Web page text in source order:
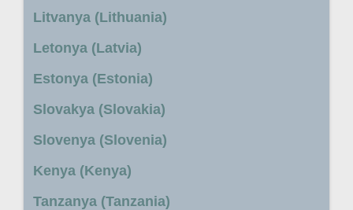
Litvanya (Lithuania)
Letonya (Latvia)
Estonya (Estonia)
Slovakya (Slovakia)
Slovenya (Slovenia)
Kenya (Kenya)
Tanzanya (Tanzania)